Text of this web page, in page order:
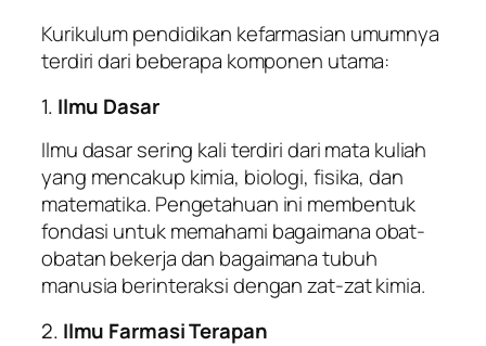
Kurikulum pendidikan kefarmasian umumnya
terdiri dari beberapa komponen utama:
1. Ilmu Dasar
Ilmu dasar sering kali terdiri dari mata kuliah
yang mencakup kimia, biologi, fisika, dan
matematika. Pengetahuan ini membentuk
fondasi untuk memahami bagaimana obat-
obatan bekerja dan bagaimana tubuh
manusia berinteraksi dengan zat-zat kimia.
2. Ilmu Farmasi Terapan